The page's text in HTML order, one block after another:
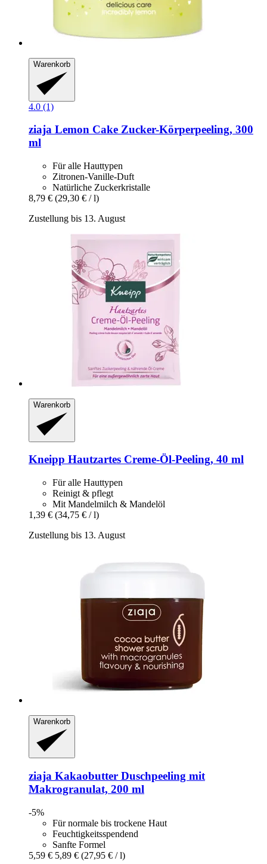
Warenkorb
4.0 (1)
ziaja Lemon Cake Zucker-​Körperpeeling, 300
ml
Für alle Hauttypen
Zitronen-Vanille-Duft
Natürliche Zuckerkristalle
8,79 € (29,30 € / l)
Zustellung bis 13. August
Warenkorb
Kneipp Hautzartes Creme-​Öl-​Peeling, 40 ml
Für alle Hauttypen
Reinigt & pflegt
Mit Mandelmilch & Mandelöl
1,39 € (34,75 € / l)
Zustellung bis 13. August
Warenkorb
ziaja Kakaobutter Duschpeeling mit
Makrogranulat, 200 ml
-5%
Für normale bis trockene Haut
Feuchtigkeitsspendend
Sanfte Formel
5,59 € 5,89 € (27,95 € / l)